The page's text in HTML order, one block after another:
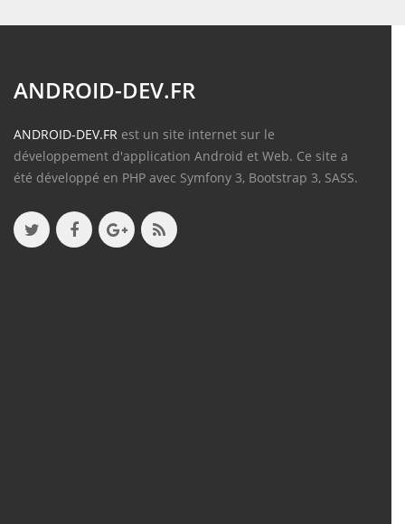
ANDROID-DEV.FR
ANDROID-DEV.FR est un site internet sur le
développement d'application Android et Web. Ce site a
été développé en PHP avec Symfony 3, Bootstrap 3, SASS.